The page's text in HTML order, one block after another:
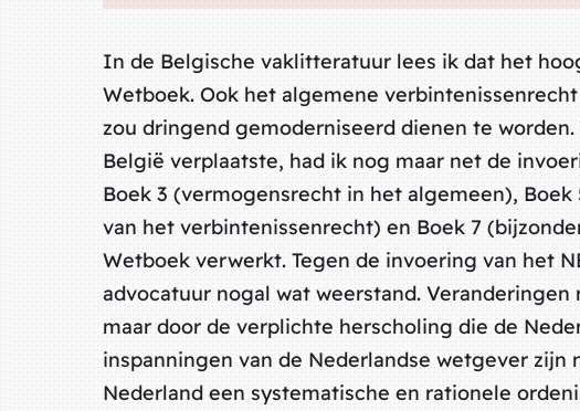
In de Belgische vaklitteratuur lees ik dat het
Wetboek. Ook het algemene
zou dringend gemoderniseerd dienen te
België verplaatste, had ik nog maar net de
Boek 3 (vermogensrecht in het algemeen),
van het verbintenissenrecht) en Boek 7
Wetboek verwerkt. Tegen de invoering van het
advocatuur nogal wat weerstand.
maar door de verplichte herscholing die de
inspanningen van de Nederlandse wetgever
Nederland een systematische en rationele